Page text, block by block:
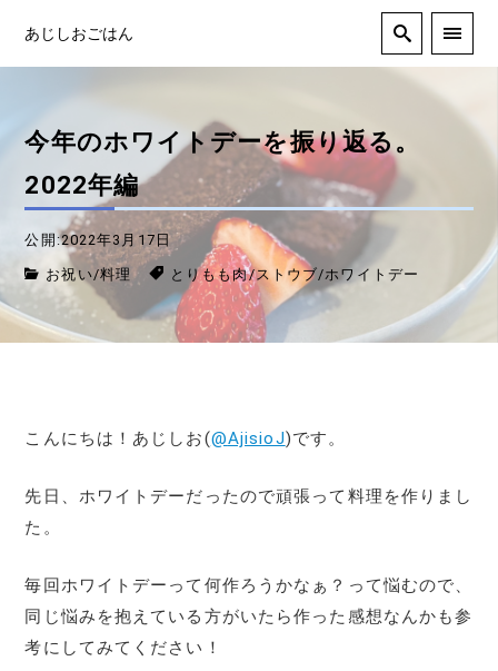
あじしおごはん
今年のホワイトデーを振り返る。
2022年編
公開:2022年3月17日
お祝い/料理 とりもも肉/ストウブ/ホワイトデー
こんにちは！あじしお(@AjisioJ)です。
先日、ホワイトデーだったので頑張って料理を作りまし
た。
毎回ホワイトデーって何作ろうかなぁ？って悩むので、
同じ悩みを抱えている方がいたら作った感想なんかも参
考にしてみてください！